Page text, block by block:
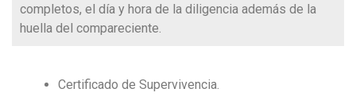
completos, el día y hora de la diligencia además de la
huella del compareciente.
Certificado de Supervivencia.